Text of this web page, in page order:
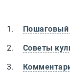
Пошаговый
Советы